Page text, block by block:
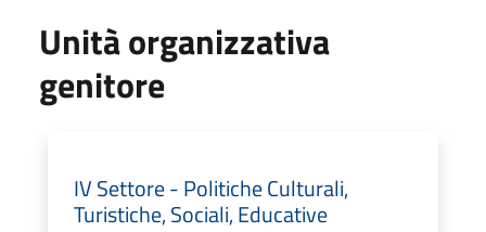
Unità organizzativa
genitore
IV Settore - Politiche Culturali,
Turistiche, Sociali, Educative